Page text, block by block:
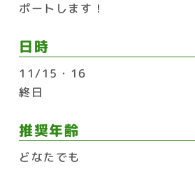
ポートします！
日時
11/15・16
終日
推奨年齢
どなたでも